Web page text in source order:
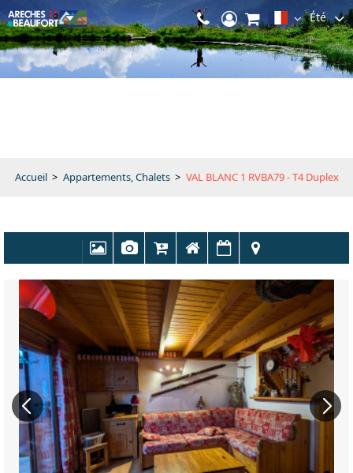
Été
Accueil > Appartements, Chalets > VAL BLANC 1 RVBA79 - T4 Duplex